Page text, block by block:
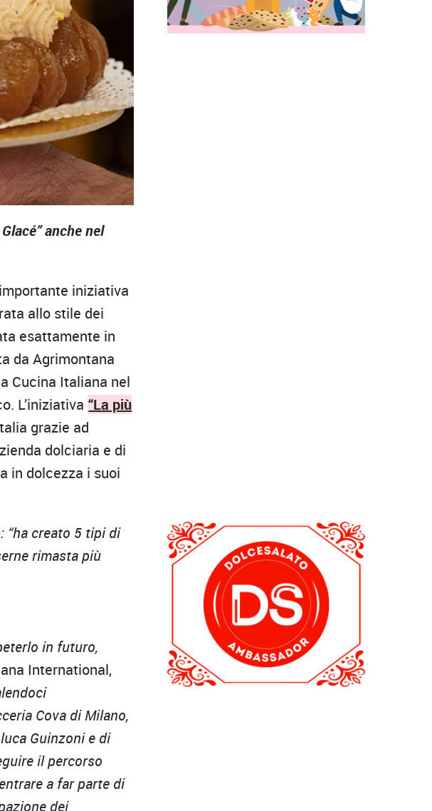
anche nel
iniziativa
allo stile dei
esattamente in
da Agrimontana
Cucina Italiana nel
L’iniziativa “La più
grazie ad
dolciaria e di
in dolcezza i suoi
: “ha creato 5 tipi di
rimasta più
in futuro,
International,
Cova di Milano,
Guinzoni e di
il percorso
a far parte di
dei